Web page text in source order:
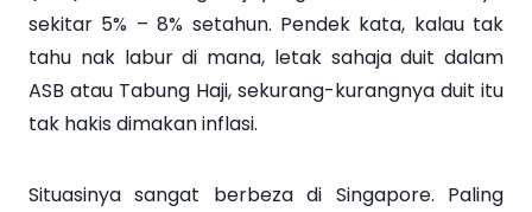
sekitar 5% – 8% setahun. Pendek kata, kalau tak
tahu nak labur di mana, letak sahaja duit dalam
ASB atau Tabung Haji, sekurang-kurangnya duit itu
tak hakis dimakan inflasi.
Situasinya sangat berbeza di Singapore. Paling